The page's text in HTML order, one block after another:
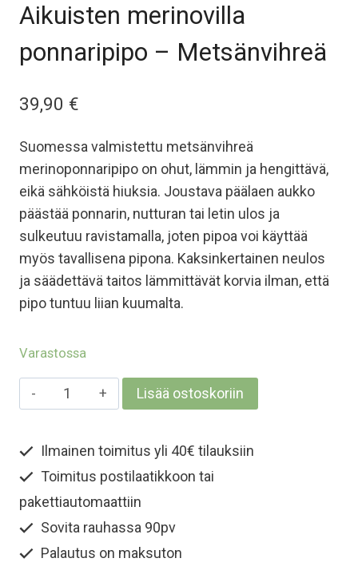
Aikuisten merinovilla
ponnaripipo – Metsänvihreä
39,90 €
Suomessa valmistettu metsänvihreä
merinoponnaripipo on ohut, lämmin ja hengittävä,
eikä sähköistä hiuksia. Joustava päälaen aukko
päästää ponnarin, nutturan tai letin ulos ja
sulkeutuu ravistamalla, joten pipoa voi käyttää
myös tavallisena pipona. Kaksinkertainen neulos
ja säädettävä taitos lämmittävät korvia ilman, että
pipo tuntuu liian kuumalta.
Varastossa
Aikuisten
merinovilla
-
Metsänvihreä
määrä
Lisää ostoskoriin
Ilmainen toimitus yli 40€ tilauksiin
Toimitus postilaatikkoon tai
pakettiautomaattiin
Sovita rauhassa 90pv
Palautus on maksuton